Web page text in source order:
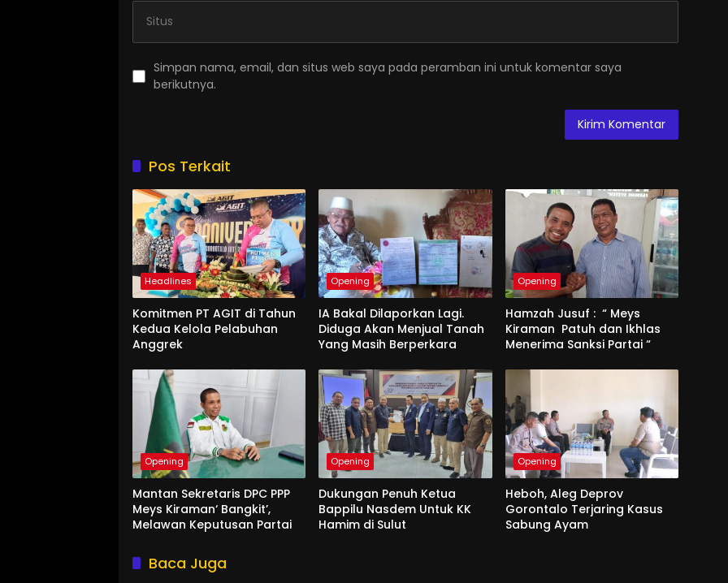
Simpan nama, email, dan situs web saya pada peramban ini untuk komentar saya
berikutnya.
Pos Terkait
Headlines
Komitmen PT AGIT di Tahun
Kedua Kelola Pelabuhan
Anggrek
Opening
IA Bakal Dilaporkan Lagi.
Diduga Akan Menjual Tanah
Yang Masih Berperkara
Opening
Hamzah Jusuf : “ Meys
Kiraman Patuh dan Ikhlas
Menerima Sanksi Partai “
Opening
Mantan Sekretaris DPC PPP
Meys Kiraman‘ Bangkit’,
Melawan Keputusan Partai
Opening
Dukungan Penuh Ketua
Bappilu Nasdem Untuk KK
Hamim di Sulut
Opening
Heboh, Aleg Deprov
Gorontalo Terjaring Kasus
Sabung Ayam
Baca Juga